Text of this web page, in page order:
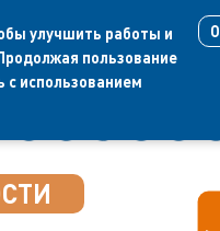
улучшить работы и
пользование
использованием